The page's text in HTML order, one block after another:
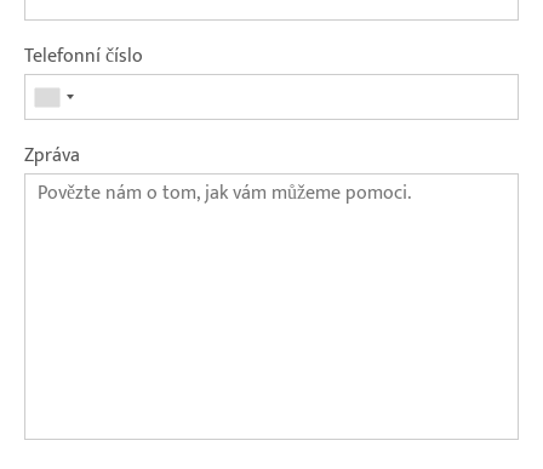
Telefonní číslo
Zpráva